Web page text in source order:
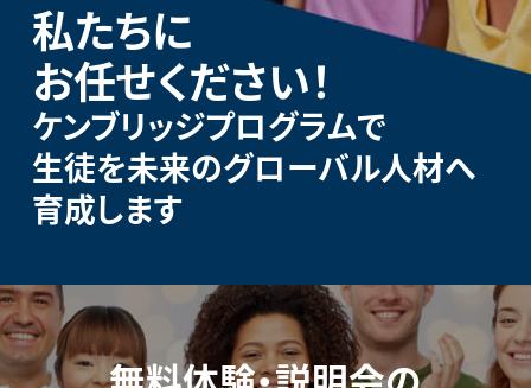
私たちに
お任せください！
ケンブリッジプログラムで
生徒を未来のグローバル人材へ
育成します